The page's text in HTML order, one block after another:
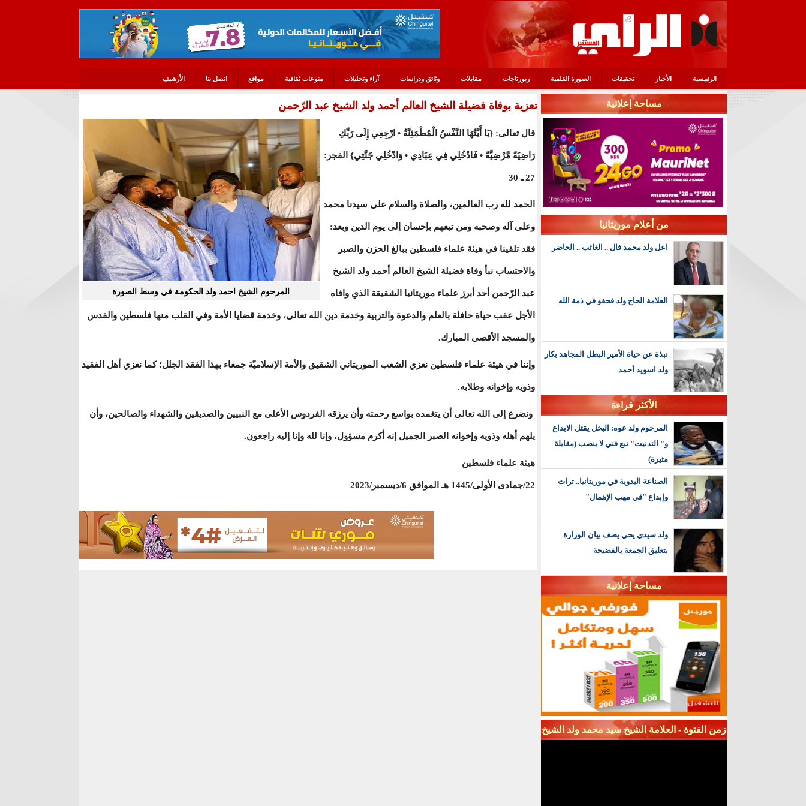
الرئييسية الأخبار تحقيقات الصورة القلمية ربورتاجات مقابلات وثائق ودراسات آراء وتحليلات منوعات ثقافية مواقع اتصل بنا الأرشيف
تعزية بوفاة فضيلة الشيخ العالم أحمد ولد الشيخ عبد الرّحمن
المرحوم الشيخ احمد ولد الحكومة في وسط الصورة
قال تعالى: {يَا أَيَّتُهَا النَّفْسُ الْمُطْمَئِنَّةُ • ارْجِعِي إِلَى رَبِّكِ
رَاضِيَةً مَّرْضِيَّةً • فَادْخُلِي فِي عِبَادِي • وَادْخُلِي جَنَّتِي} الفجر:
27 ـ 30
الحمد لله رب العالمين، والصلاة والسلام على سيدنا محمد
وعلى آله وصحبه ومن تبعهم بإحسان إلى يوم الدين وبعد:
فقد تلقينا في هيئة علماء فلسطين ببالغ الحزن والصبر
والاحتساب نبأ وفاة فضيلة الشيخ العالم أحمد ولد الشيخ
عبد الرّحمن أحد أبرز علماء موريتانيا الشقيقة الذي وافاه
الأجل عقب حياة حافلة بالعلم والدعوة والتربية وخدمة دين الله تعالى، وخدمة قضايا الأمة وفي القلب منها فلسطين والقدس
والمسجد الأقصى المبارك.
وإننا في هيئة علماء فلسطين نعزي الشعب الموريتاني الشقيق والأمة الإسلاميّة جمعاء بهذا الفقد الجلل؛ كما نعزي أهل الفقيد
وذويه وإخوانه وطلابه.
ونضرع إلى الله تعالى أن يتغمده بواسع رحمته وأن يرزقه الفردوس الأعلى مع النبيين والصديقين والشهداء والصالحين، وأن
يلهم أهله وذويه وإخوانه الصبر الجميل إنه أكرم مسؤول، وإنا لله وإنا إليه راجعون.
هيئة علماء فلسطين
22/جمادى الأولى/1445 هـ الموافق 6/ديسمبر/2023
مساحة إعلانية
من أعلام موريتانيا
اعل ولد محمد فال .. الغائب .. الحاضر
العلامة الحاج ولد فحفو في ذمة الله
نبذة عن حياة الأمير البطل المجاهد بكار
ولد اسويد أحمد
الأكثر قراءة
المرحوم ولد عوه: البخل يقتل الابداع
و" التدنيت" نبع فني لا ينضب (مقابلة
مثيرة)
الصناعة اليدوية في موريتانيا.. تراث
وإبداع "في مهب الإهمال"
ولد سيدي يحي يصف بيان الوزارة
بتعليق الجمعة بالفضيحة
مساحة إعلانية
زمن الفتوة - العلامة الشيخ سيد محمد ولد الشيخ